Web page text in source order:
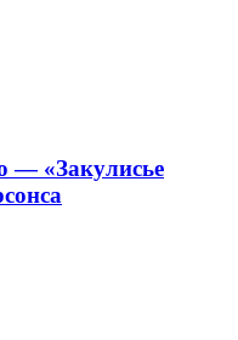
— «Закулисье